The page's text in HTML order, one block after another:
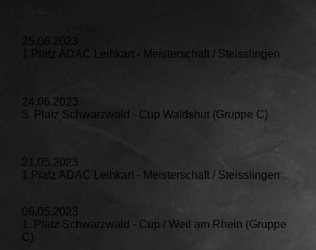
25.06.2023
1.Platz ADAC Leihkart - Meisterschaft / Steisslingen
24.06.2023
5. Platz Schwarzwald - Cup Waldshut (Gruppe C)
21.05.2023
1.Platz ADAC Leihkart - Meisterschaft / Steisslingen
06.05.2023
1. Platz Schwarzwald - Cup / Weil am Rhein (Gruppe
C)